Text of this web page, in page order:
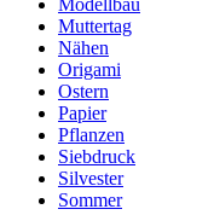
Muttertag
Nähen
Origami
Ostern
Papier
Pflanzen
Siebdruck
Silvester
Sommer